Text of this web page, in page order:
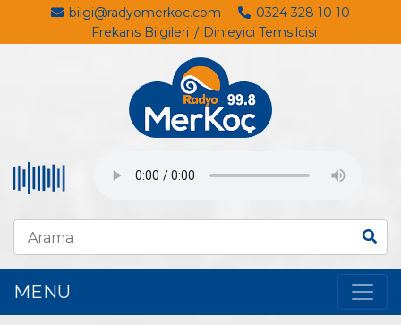
bilgi@radyomerkoc.com
0324 328 10 10
Frekans Bilgileri
Dinleyici Temsilcisi
MENU